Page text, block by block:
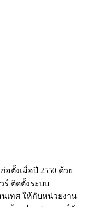
ตั้งเมื่อปี 2550 ด้วย
ติดตั้งระบบ
เทศ ให้กับหน่วยงาน